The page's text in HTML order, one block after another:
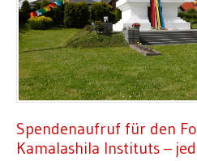
Spendenaufruf für den
Kamalashila Instituts –